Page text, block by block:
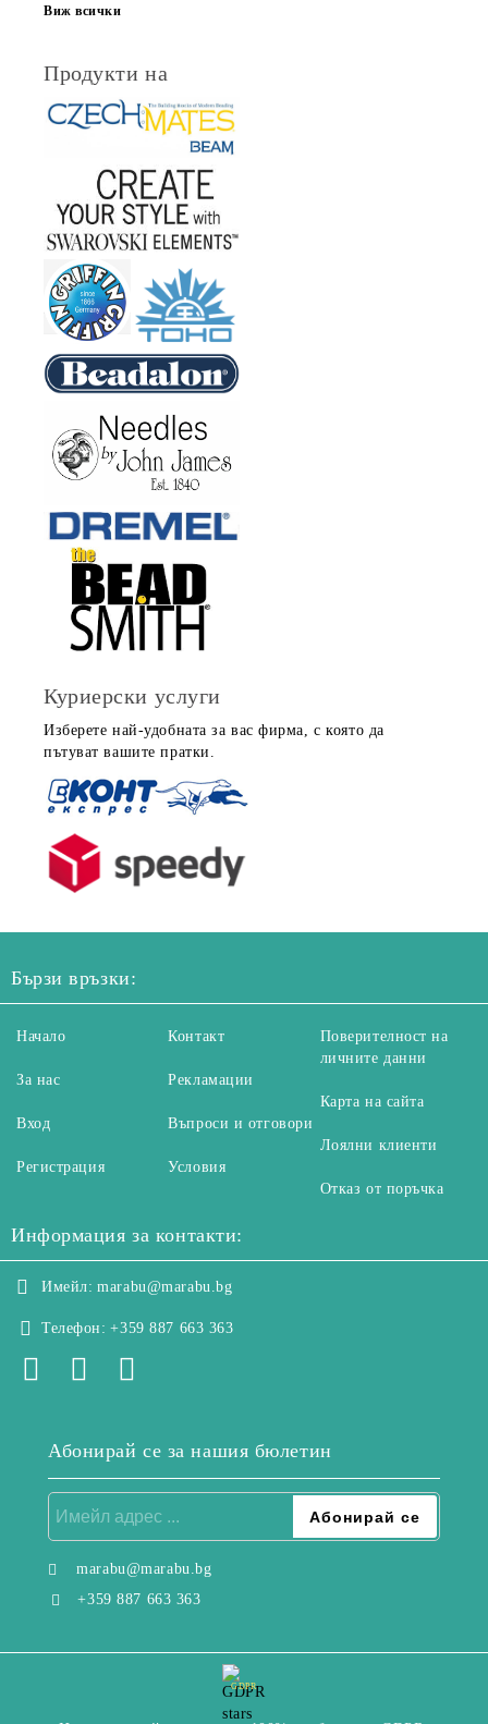
Виж всички
Продукти на
Куриерски услуги
Изберете най-удобната за вас фирма, с която да
пътуват вашите пратки.
Бързи връзки:
Начало
За нас
Вход
Регистрация
Контакт
Рекламации
Въпроси и отговори
Условия
Поверителност на
личните данни
Карта на сайта
Лоялни клиенти
Отказ от поръчка
Информация за контакти:
Имейл: marabu@marabu.bg
Телефон: +359 887 663 363
Абонирай се за нашия бюлетин
marabu@marabu.bg
+359 887 663 363
GDPR